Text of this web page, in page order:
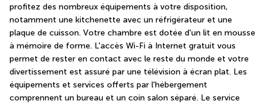
profitez des nombreux équipements à votre disposition,
notamment une kitchenette avec un réfrigérateur et une
plaque de cuisson. Votre chambre est dotée d'un lit en mousse
à mémoire de forme. L'accès Wi-Fi à Internet gratuit vous
permet de rester en contact avec le reste du monde et votre
divertissement est assuré par une télévision à écran plat. Les
équipements et services offerts par l'hébergement
comprennent un bureau et un coin salon séparé. Le service